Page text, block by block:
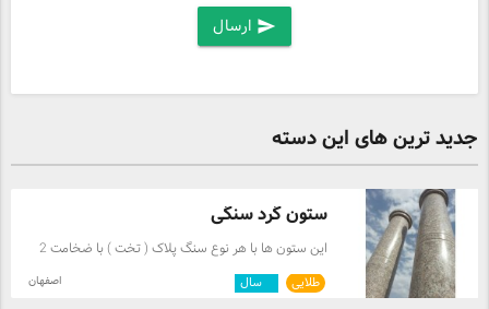
send
جدید ترین های این دسته
ستون گرد سنگی
این ستون ها با هر نوع سنگ پلاک ( تخت ) با ضخامت 2
طلایی سال اصفهان